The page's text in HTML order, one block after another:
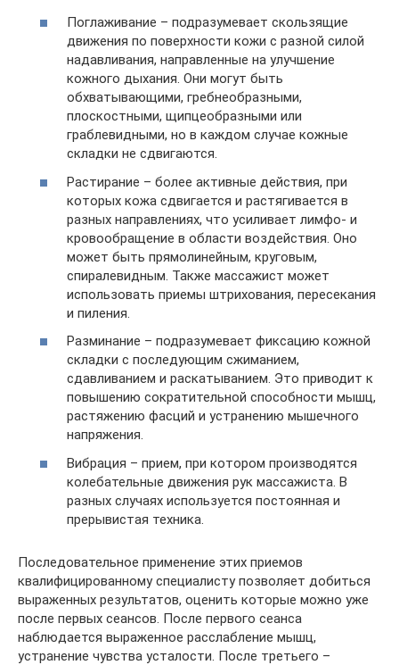
Поглаживание – подразумевает скользящие
движения по поверхности кожи с разной силой
надавливания, направленные на улучшение
кожного дыхания. Они могут быть
обхватывающими, гребнеобразными,
плоскостными, щипцеобразными или
граблевидными, но в каждом случае кожные
складки не сдвигаются.
Растирание – более активные действия, при
которых кожа сдвигается и растягивается в
разных направлениях, что усиливает лимфо- и
кровообращение в области воздействия. Оно
может быть прямолинейным, круговым,
спиралевидным. Также массажист может
использовать приемы штрихования, пересекания
и пиления.
Разминание – подразумевает фиксацию кожной
складки с последующим сжиманием,
сдавливанием и раскатыванием. Это приводит к
повышению сократительной способности мышц,
растяжению фасций и устранению мышечного
напряжения.
Вибрация – прием, при котором производятся
колебательные движения рук массажиста. В
разных случаях используется постоянная и
прерывистая техника.
Последовательное применение этих приемов
квалифицированному специалисту позволяет добиться
выраженных результатов, оценить которые можно уже
после первых сеансов. После первого сеанса
наблюдается выраженное расслабление мышц,
устранение чувства усталости. После третьего –